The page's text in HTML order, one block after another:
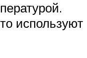
используют